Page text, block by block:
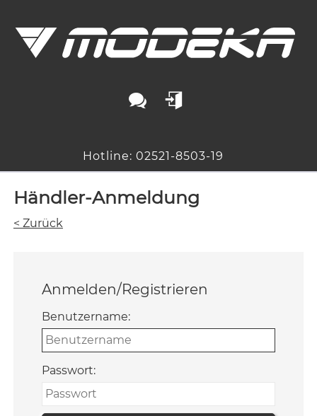
Hotline: 02521-8503-19
Händler-Anmeldung
< Zurück
Anmelden/Registrieren
Benutzername:
Passwort: